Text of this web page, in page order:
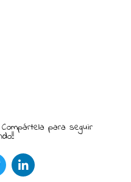
para seguir